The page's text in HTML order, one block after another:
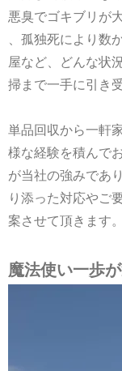
悪臭でゴキブリが
、孤独死により数
屋など、どんな状
掃まで一手に引き
単品回収から一軒
様な経験を積んで
が当社の強みであ
り添った対応やご
案させて頂きます。
魔法使い一歩